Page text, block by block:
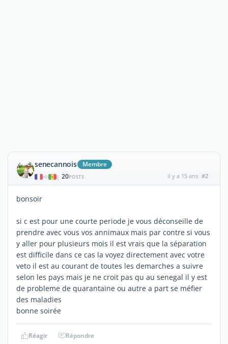
senecannois Membre
| 20POSTS il y a 15 ans #2
bonsoir
si c est pour une courte periode je vous déconseille de
prendre avec vous vos annimaux mais par contre si vous
y aller pour plusieurs mois il est vrais que la séparation
est difficile dans ce cas la voyez directement avec votre
veto il est au courant de toutes les demarches a suivre
selon les pays mais je ne croit pas qu au senegal il y est
de probleme de quarantaine ou autre a part se méfier
des maladies
bonne soirée
Réagir Répondre